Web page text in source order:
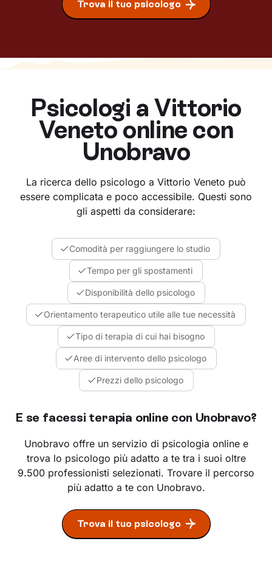
Trova il tuo psicologo
Psicologi aVittorio
Venetoonline con
Unobravo
La ricerca dello psicologo a Vittorio Veneto può
essere complicata e poco accessibile. Questi sono
gli aspetti da considerare:
Comodità per raggiungere lo studio
Tempo per gli spostamenti
Disponibilità dello psicologo
Orientamento terapeutico utile alle tue necessità
Tipo di terapia di cui hai bisogno
Aree di intervento dello psicologo
Prezzi dello psicologo
E se facessi terapia online con Unobravo?
Unobravo offre un servizio di psicologia online e
trova lo psicologo più adatto a te tra i suoi oltre
9.500 professionisti selezionati. Trovare il percorso
più adatto a te con Unobravo.
Trova il tuo psicologo